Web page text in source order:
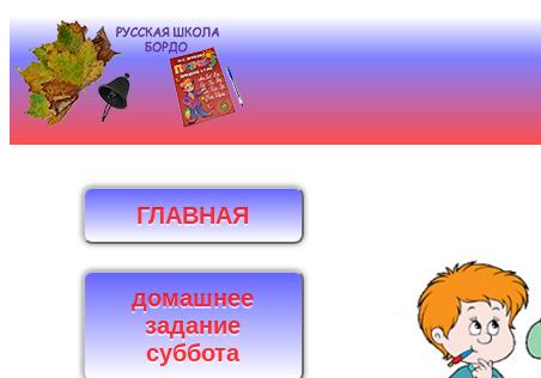
ГЛАВНАЯ
домашнее
задание
суббота